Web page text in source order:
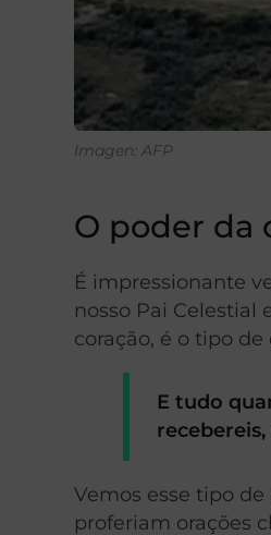
Imagen: AFP
O poder da
É impressionante
nosso Pai Celestial
coração, é o tipo
E tudo
recebereis,
Vemos esse tipo
proferiam orações